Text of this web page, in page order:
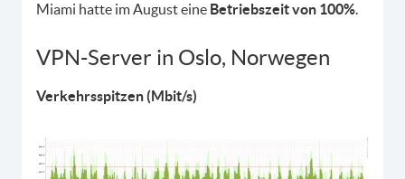
Miami hatte im August eine Betriebszeit von 100%.
VPN-Server in Oslo, Norwegen
Verkehrsspitzen (Mbit/s)